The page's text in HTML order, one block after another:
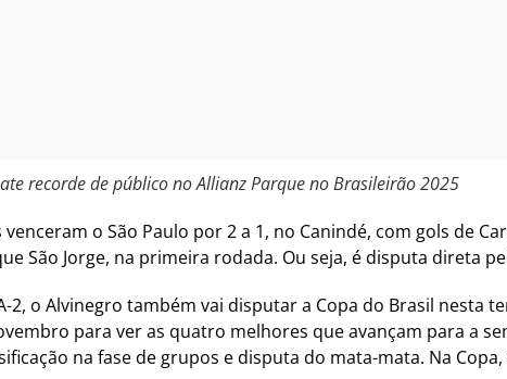
recorde de público no Allianz Parque no Brasileirão 2025
o São Paulo por 2 a 1, no Canindé, com gols de
São Jorge, na primeira rodada. Ou seja, é disputa direta
2, o Alvinegro também vai disputar a Copa do Brasil nesta
para ver as quatro melhores que avançam para a
na fase de grupos e disputa do mata-mata. Na